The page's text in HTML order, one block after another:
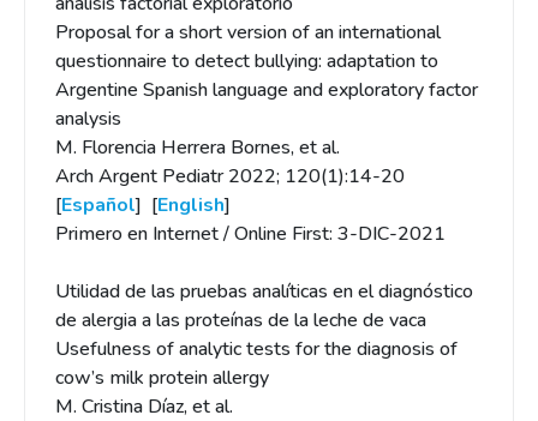
Proposal for a short version of an international
questionnaire to detect bullying: adaptation to
Argentine Spanish language and exploratory factor
analysis
M. Florencia Herrera Bornes, et al.
Arch Argent Pediatr 2022; 120(1):14-20
[Español] [English]
Primero en Internet / Online First: 3-DIC-2021
Utilidad de las pruebas analíticas en el diagnóstico
de alergia a las proteínas de la leche de vaca
Usefulness of analytic tests for the diagnosis of
cow’s milk protein allergy
M. Cristina Díaz, et al.